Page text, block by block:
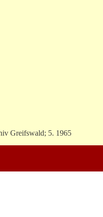
Greifswald; 5. 1965